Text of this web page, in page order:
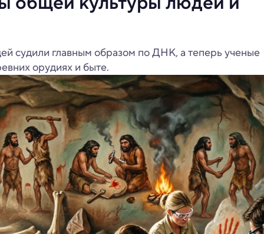
судили главным образом по ДНК, а теперь ученые
орудиях и быте.